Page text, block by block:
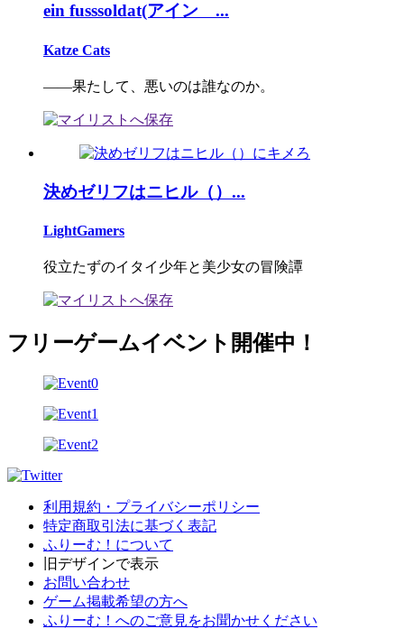
ein fusssoldat(アイン ...
Katze Cats
――果たして、悪いのは誰なのか。
決めゼリフはニヒル（）...
LightGamers
役立たずのイタイ少年と美少女の冒険譚
フリーゲームイベント開催中！
利用規約・プライバシーポリシー
特定商取引法に基づく表記
ふりーむ！について
旧デザインで表示
お問い合わせ
ゲーム掲載希望の方へ
ふりーむ！へのご意見をお聞かせください